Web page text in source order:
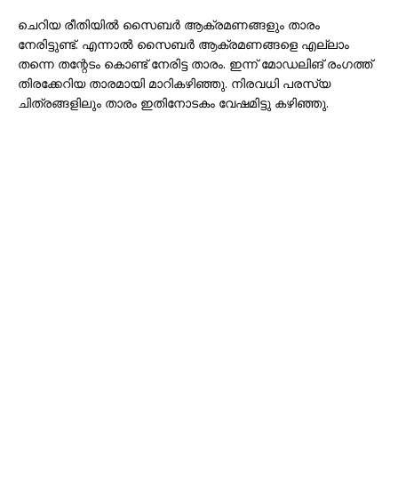
ചെറിയ രീതിയിൽ സൈബർ ആക്രമണങ്ങളും താരം
നേരിട്ടുണ്ട്. എന്നാൽ സൈബർ ആക്രമണങ്ങളെ എല്ലാം
തന്നെ തന്റേടം കൊണ്ട് നേരിട്ട താരം. ഇന്ന് മോഡലിങ് രംഗത്ത്
തിരക്കേറിയ താരമായി മാറികഴിഞ്ഞു. നിരവധി പരസ്യ
ചിത്രങ്ങളിലും താരം ഇതിനോടകം വേഷമിട്ടു കഴിഞ്ഞു.